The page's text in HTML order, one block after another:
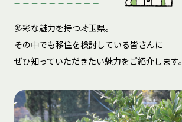
多彩な魅力を持つ埼玉県。
その中でも移住を検討している皆さんに
ぜひ知っていただきたい魅力をご紹介します。